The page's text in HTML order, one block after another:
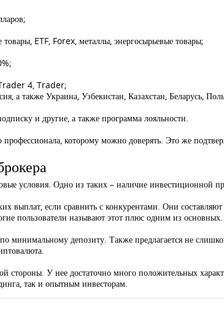
ETF, Forex, металлы, энергосырьевые товары;
4, Trader;
а также Украина, Узбекистан, Казахстан, Беларусь,
и другие, а также программа лояльности.
профессионала, которому можно доверять. Это же
условия. Одно из таких – наличие инвестиционной
если сравнить с конкурентами. Они
пользователи называют этот плюс одним из основных.
минимальному депозиту. Также предлагается не
стороны. У нее достаточно много положительных
так и опытным инвесторам.